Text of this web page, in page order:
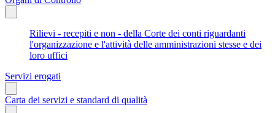
Rilievi - recepiti e non - della Corte dei conti riguardanti
l'organizzazione e l'attività delle amministrazioni stesse e dei
loro uffici
Servizi erogati
Carta dei servizi e standard di qualità